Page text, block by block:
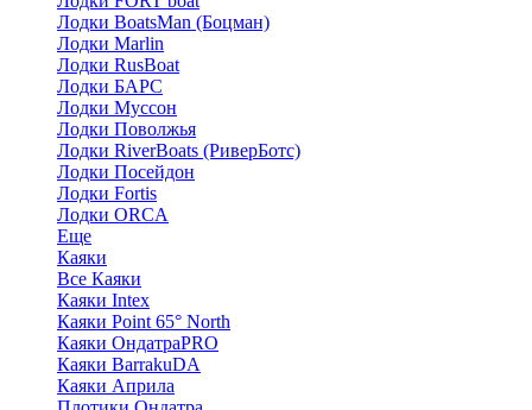
Лодки BoatsMan (Боцман)
Лодки Marlin
Лодки RusBoat
Лодки БАРС
Лодки Муссон
Лодки Поволжья
Лодки RiverBoats (РиверБотс)
Лодки Посейдон
Лодки Fortis
Лодки ORCA
Еще
Каяки
Все Каяки
Каяки Intex
Каяки Point 65° North
Каяки ОндатраPRO
Каяки BarrakuDA
Каяки Априла